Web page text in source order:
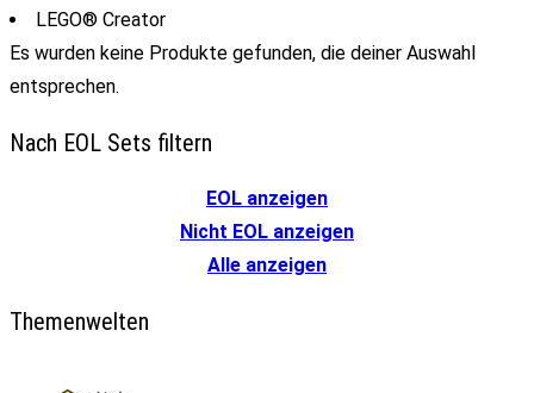
LEGO® Creator
Es wurden keine Produkte gefunden, die deiner Auswahl
entsprechen.
Nach EOL Sets filtern
EOL anzeigen
Nicht EOL anzeigen
Alle anzeigen
Themenwelten